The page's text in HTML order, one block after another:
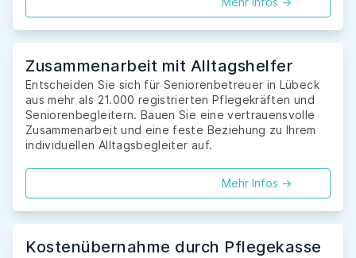
Zusammenarbeit mit Alltagshelfer
Entscheiden Sie sich für Seniorenbetreuer in Lübeck
aus mehr als 21.000 registrierten Pflegekräften und
Seniorenbegleitern. Bauen Sie eine vertrauensvolle
Zusammenarbeit und eine feste Beziehung zu Ihrem
individuellen Alltagsbegleiter auf.
Mehr Infos ->
Kostenübernahme durch Pflegekasse